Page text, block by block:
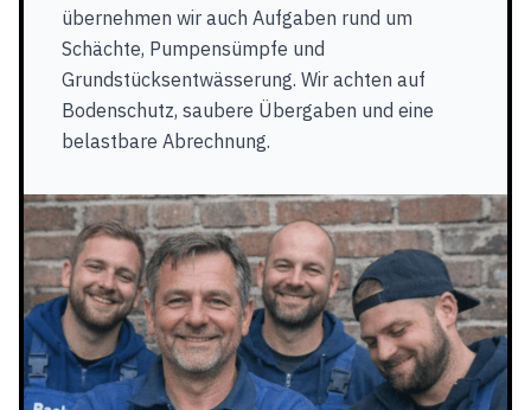
übernehmen wir auch Aufgaben rund um
Schächte, Pumpensümpfe und
Grundstücksentwässerung. Wir achten auf
Bodenschutz, saubere Übergaben und eine
belastbare Abrechnung.